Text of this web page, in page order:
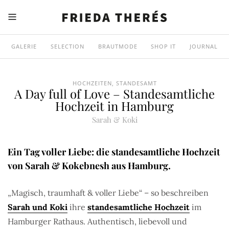
GALERIE SELECTION BRAUTMODE SHOP IT JOURNAL
HOCHZEITEN STANDESAMT
A Day full of Love – Standesamtliche
Hochzeit in Hamburg
Sarah & Koki
Ein Tag voller Liebe: die standesamtliche Hochzeit
von Sarah & Kokebnesh aus Hamburg.
„Magisch, traumhaft & voller Liebe“ – so beschreiben
Sarah und Koki ihre standesamtliche Hochzeit im
Hamburger Rathaus. Authentisch, liebevoll und